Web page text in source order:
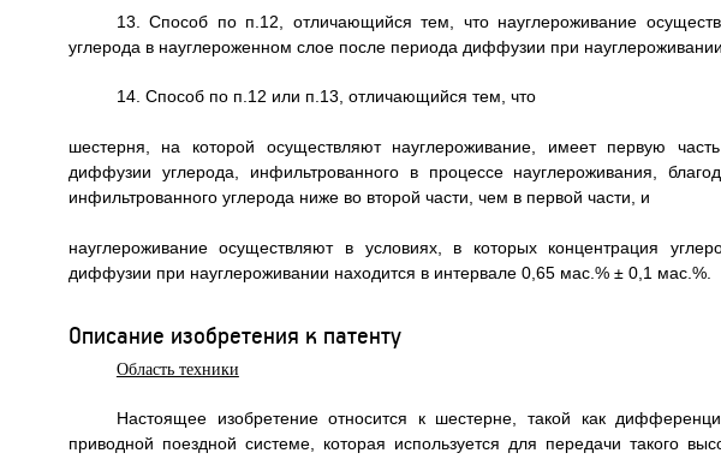
13. Способ по п.12, отличающийся тем, что науглероживание
углерода в науглероженном слое после периода диффузии при
14. Способ по п.12 или п.13, отличающийся тем, что
шестерня, на которой осуществляют науглероживание, имеет первую
диффузии углерода, инфильтрованного в процессе науглероживания,
инфильтрованного углерода ниже во второй части, чем в первой части, и
науглероживание осуществляют в условиях, в которых концентрация
диффузии при науглероживании находится в интервале 0,65 мас.% ± 0,1 мас.%.
Описание изобретения к патенту
Область техники
Настоящее изобретение относится к шестерне, такой как
приводной поездной системе, которая используется для передачи такого